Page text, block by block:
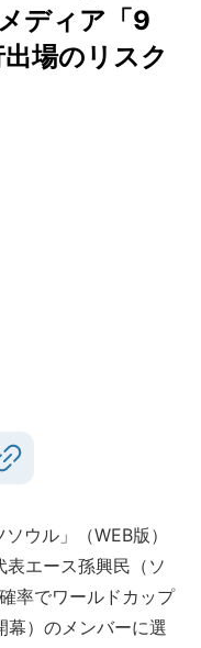
ディア「9
場のリスク
ウル」（WEB版）
エース孫興民（ソ
率でワールドカップ
幕）のメンバーに選